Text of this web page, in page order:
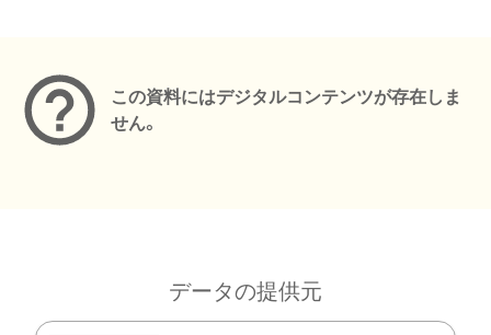
この資料にはデジタルコンテンツが存在しま
せん。
データの提供元